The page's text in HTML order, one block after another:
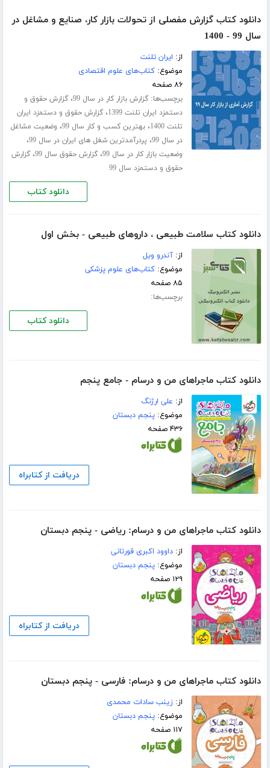
دانلود کتاب گزارش مفصلی از تحولات بازار کار، صنایع و مشاغل در
سال 99 - 1400
از: ایران تلنت
موضوع:کتاب‌های علوم اقتصادی
۸۶ صفحه
برچسب‌ها:گزارش بازار کار در سال 99 ،گزارش حقوق و
دستمزد ایران تلنت 1399
،گزارش حقوق و دستمزد ایران
تلنت 1400
،بهترین کسب و کار سال 99 ، وضعیت مشاغل
در سال 99
، پردرآمدترین شغل های ایران در سال 99 ،
وضعیت بازار کار در سال 99 ،گزارش حقوق سال 99 ،گزارش
حقوق و دستمزد سال 99
دانلود کتاب
دانلود کتاب سلامت طبیعی ، داروهای طبیعی - بخش اول
از:آندرو ویل
موضوع:کتاب‌های علوم پزشکی
۸۵ صفحه
برچسب‌ها:
دانلود کتاب
دانلود کتاب ماجراهای من و درسام - جامع پنجم
از: علی ارژنگ
موضوع:پنجم دبستان
۴۳۶ صفحه
دریافت از کتابراه
دانلود کتاب ماجراهای من و درسام: ریاضی - پنجم دبستان
از:داوود اکبری قورتانی
موضوع:پنجم دبستان
۱۲۹ صفحه
دریافت از کتابراه
دانلود کتاب ماجراهای من و درسام: فارسی - پنجم دبستان
از:زینب سادات محمدی
موضوع:پنجم دبستان
۱۱۷ صفحه